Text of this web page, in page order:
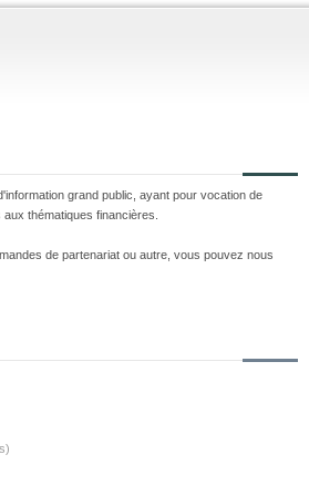
grand public, ayant pour vocation de
thématiques financières.
de partenariat ou autre, vous pouvez nous